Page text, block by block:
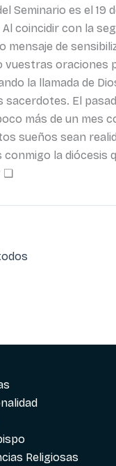
Seminario es el
Al coincidir con la
mensaje de
vuestras oraciones
la llamada de
sacerdotes. El
más de un mes
sueños sean
conmigo la diócesis
❏
Religiosas